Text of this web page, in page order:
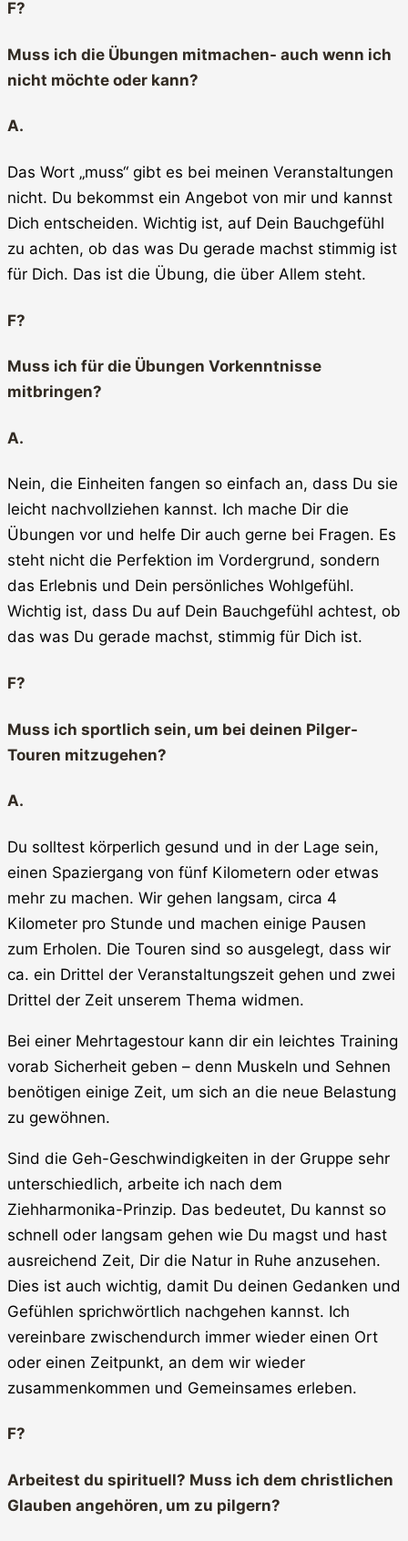
F?
Muss ich die Übungen mitmachen- auch wenn ich
nicht möchte oder kann?
A.
Das Wort „muss“ gibt es bei meinen Veranstaltungen
nicht. Du bekommst ein Angebot von mir und kannst
Dich entscheiden. Wichtig ist, auf Dein Bauchgefühl
zu achten, ob das was Du gerade machst stimmig ist
für Dich. Das ist die Übung, die über Allem steht.
F?
Muss ich für die Übungen Vorkenntnisse
mitbringen?
A.
Nein, die Einheiten fangen so einfach an, dass Du sie
leicht nachvollziehen kannst. Ich mache Dir die
Übungen vor und helfe Dir auch gerne bei Fragen. Es
steht nicht die Perfektion im Vordergrund, sondern
das Erlebnis und Dein persönliches Wohlgefühl.
Wichtig ist, dass Du auf Dein Bauchgefühl achtest, ob
das was Du gerade machst, stimmig für Dich ist.
F?
Muss ich sportlich sein, um bei deinen Pilger-
Touren mitzugehen?
A.
Du solltest körperlich gesund und in der Lage sein,
einen Spaziergang von fünf Kilometern oder etwas
mehr zu machen. Wir gehen langsam, circa 4
Kilometer pro Stunde und machen einige Pausen
zum Erholen. Die Touren sind so ausgelegt, dass wir
ca. ein Drittel der Veranstaltungszeit gehen und zwei
Drittel der Zeit unserem Thema widmen.
Bei einer Mehrtagestour kann dir ein leichtes Training
vorab Sicherheit geben – denn Muskeln und Sehnen
benötigen einige Zeit, um sich an die neue Belastung
zu gewöhnen.
Sind die Geh-Geschwindigkeiten in der Gruppe sehr
unterschiedlich, arbeite ich nach dem
Ziehharmonika-Prinzip. Das bedeutet, Du kannst so
schnell oder langsam gehen wie Du magst und hast
ausreichend Zeit, Dir die Natur in Ruhe anzusehen.
Dies ist auch wichtig, damit Du deinen Gedanken und
Gefühlen sprichwörtlich nachgehen kannst. Ich
vereinbare zwischendurch immer wieder einen Ort
oder einen Zeitpunkt, an dem wir wieder
zusammenkommen und Gemeinsames erleben.
F?
Arbeitest du spirituell? Muss ich dem christlichen
Glauben angehören, um zu pilgern?